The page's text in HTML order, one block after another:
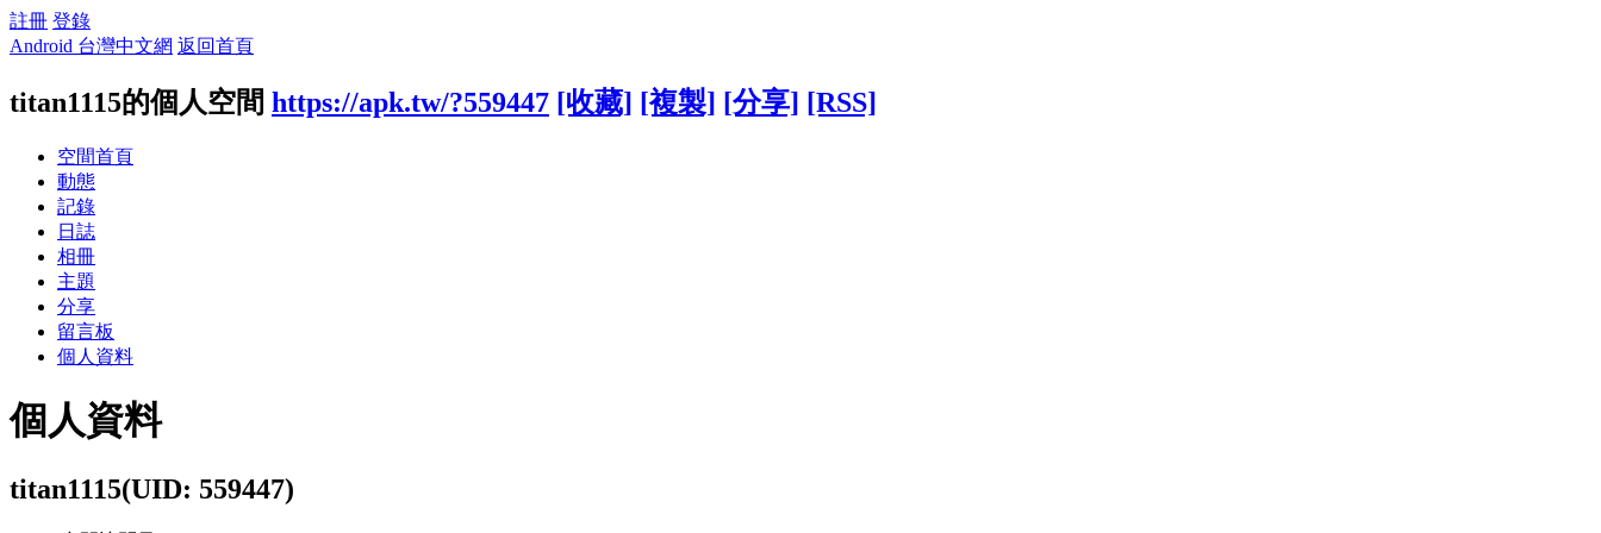
註冊 登錄
Android 台灣中文網 返回首頁
titan1115的個人空間 https://apk.tw/?559447 [收藏] [複製] [分享] [RSS]
空間首頁
動態
記錄
日誌
相冊
主題
分享
留言板
個人資料
個人資料
titan1115(UID: 559447)